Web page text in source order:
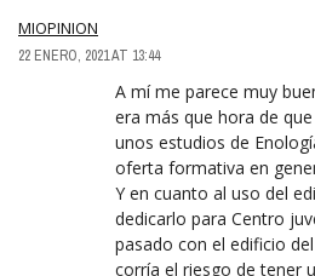
MIOPINION
22 ENERO, 2021 AT 13:44
A mí me parece muy
era más que hora de
unos estudios de
oferta formativa en
Y en cuanto al uso del
dedicarlo para Centro
pasado con el edificio
corría el riesgo de tener